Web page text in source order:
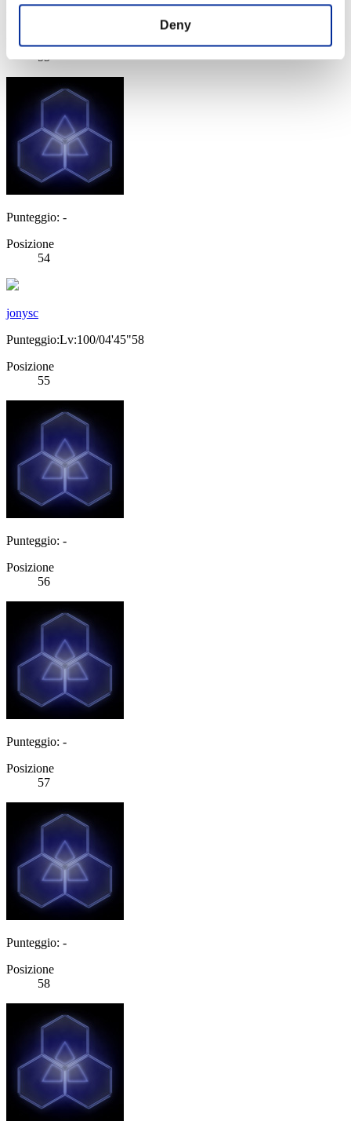
Deny
Posizione
53
Punteggio: -
Posizione
54
jonysc
Punteggio:Lv:100/04'45"58
Posizione
55
Punteggio: -
Posizione
56
Punteggio: -
Posizione
57
Punteggio: -
Posizione
58